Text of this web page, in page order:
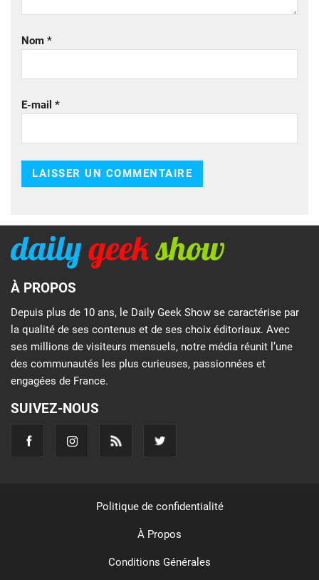
Nom *
E-mail *
À PROPOS
Depuis plus de 10 ans, le Daily Geek Show se caractérise par
la qualité de ses contenus et de ses choix éditoriaux. Avec
ses millions de visiteurs mensuels, notre média réunit l’une
des communautés les plus curieuses, passionnées et
engagées de France.
SUIVEZ-NOUS
Politique de confidentialité
À Propos
Conditions Générales